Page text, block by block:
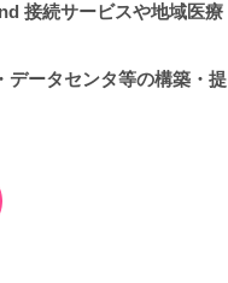
接続サービスや地域医療
データセンタ等の構築・提